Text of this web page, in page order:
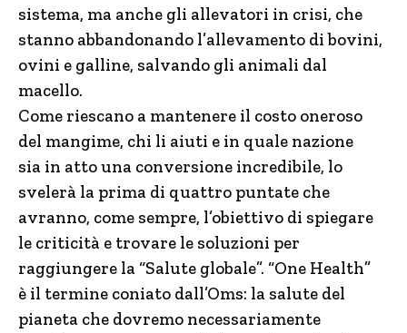
sistema, ma anche gli allevatori in crisi, che
stanno abbandonando l’allevamento di bovini,
ovini e galline, salvando gli animali dal
macello.
Come riescano a mantenere il costo oneroso
del mangime, chi li aiuti e in quale nazione
sia in atto una conversione incredibile, lo
svelerà la prima di quattro puntate che
avranno, come sempre, l’obiettivo di spiegare
le criticità e trovare le soluzioni per
raggiungere la “Salute globale”. “One Health”
è il termine coniato dall’Oms: la salute del
pianeta che dovremo necessariamente